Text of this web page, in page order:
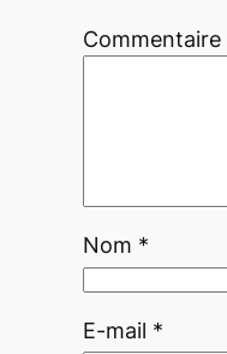
Commentaire
Nom *
E-mail *